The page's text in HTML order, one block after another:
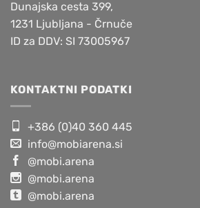
Dunajska cesta 399,
1231 Ljubljana - Črnuče
ID za DDV: SI 73005967
KONTAKTNI PODATKI
+386 (0)40 360 445
info@mobiarena.si
@mobi.arena
@mobi.arena
@mobi.arena